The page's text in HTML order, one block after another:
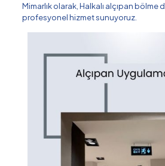
Mimarlık olarak, Halkalı alçıpan bölme
profesyonel hizmet sunuyoruz.